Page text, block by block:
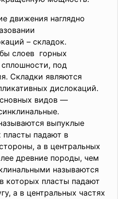
движения наглядно
– складок.
слоев горных
под
Складки являются
дислокаций.
видов —
выпук­лые
пласты падают в
а в центральных
древние породы, чем
называются
которых пласты падают
а в центральных частях